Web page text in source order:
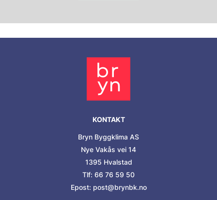
KONTAKT
Bryn Byggklima AS
Nye Vakås vei 14
1395 Hvalstad
Tlf: 66 76 59 50
Epost: post@brynbk.no